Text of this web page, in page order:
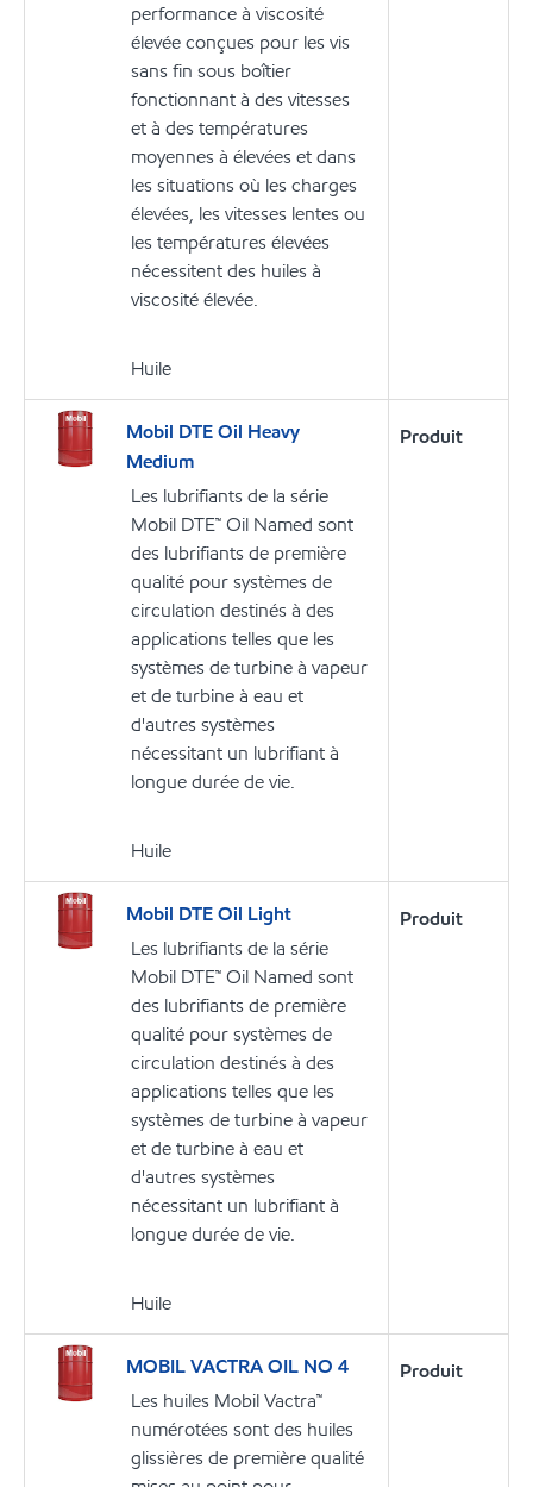
performance à viscosité
élevée conçues pour les vis
sans fin sous boîtier
fonctionnant à des vitesses
et à des températures
moyennes à élevées et dans
les situations où les charges
élevées, les vitesses lentes ou
les températures élevées
nécessitent des huiles à
viscosité élevée.
Huile
Mobil DTE Oil Heavy
Medium
Les lubrifiants de la série
Mobil DTE™ Oil Named sont
des lubrifiants de première
qualité pour systèmes de
circulation destinés à des
applications telles que les
systèmes de turbine à vapeur
et de turbine à eau et
d'autres systèmes
nécessitant un lubrifiant à
longue durée de vie.
Huile
Produit
Mobil DTE Oil Light
Les lubrifiants de la série
Mobil DTE™ Oil Named sont
des lubrifiants de première
qualité pour systèmes de
circulation destinés à des
applications telles que les
systèmes de turbine à vapeur
et de turbine à eau et
d'autres systèmes
nécessitant un lubrifiant à
longue durée de vie.
Huile
Produit
MOBIL VACTRA OIL NO 4
Les huiles Mobil Vactra™
numérotées sont des huiles
glissières de première qualité
Produit